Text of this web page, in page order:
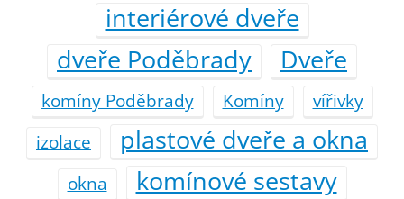
interiérové dveře
dveře Poděbrady
Dveře
komíny Poděbrady Komíny
vířivky
izolace
plastové dveře a okna
okna komínové sestavy